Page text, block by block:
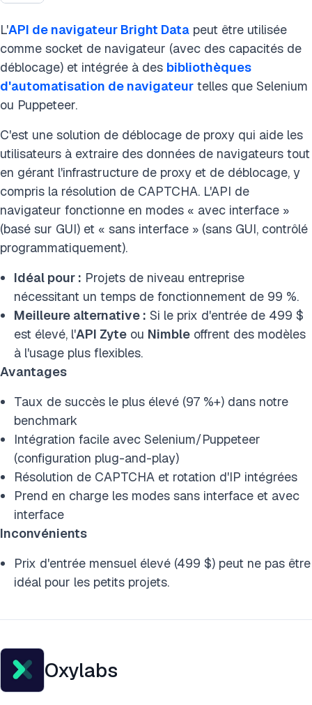
L'API de navigateur Bright Data peut être utilisée
comme socket de navigateur (avec des capacités de
déblocage) et intégrée à des bibliothèques
d'automatisation de navigateur telles que Selenium
ou Puppeteer.
C'est une solution de déblocage de proxy qui aide les
utilisateurs à extraire des données de navigateurs tout
en gérant l'infrastructure de proxy et de déblocage, y
compris la résolution de CAPTCHA. L'API de
navigateur fonctionne en modes « avec interface »
(basé sur GUI) et « sans interface » (sans GUI, contrôlé
programmatiquement).
Idéal pour : Projets de niveau entreprise
nécessitant un temps de fonctionnement de 99 %.
Meilleure alternative : Si le prix d'entrée de 499 $
est élevé, l'API Zyte ou Nimble offrent des modèles
à l'usage plus flexibles.
Avantages
Taux de succès le plus élevé (97 %+) dans notre
benchmark
Intégration facile avec Selenium/Puppeteer
(configuration plug-and-play)
Résolution de CAPTCHA et rotation d'IP intégrées
Prend en charge les modes sans interface et avec
interface
Inconvénients
Prix d'entrée mensuel élevé (499 $) peut ne pas être
idéal pour les petits projets.
Oxylabs